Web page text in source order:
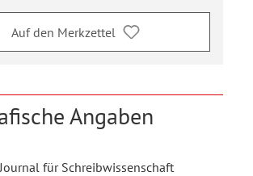
Auf den Merkzettel
Angaben
für Schreibwissenschaft